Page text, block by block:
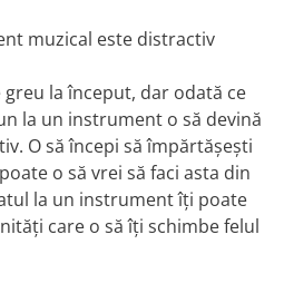
muzical este distractiv
la început, dar odată ce
la un instrument o să devină
O să începi să împărtășești
o să vrei să faci asta din
la un instrument îți poate
care o să îți schimbe felul